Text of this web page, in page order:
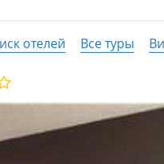
отелей Все туры